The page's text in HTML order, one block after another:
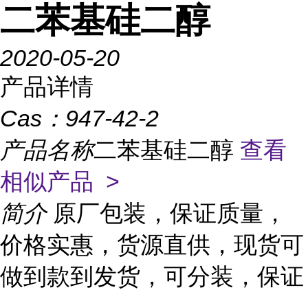
二苯基硅二醇
2020-05-20
产品详情
Cas： 947-42-2
产品名称二苯基硅二醇 查看
相似产品 >
简介 原厂包装，保证质量，
价格实惠，货源直供，现货可
做到款到发货，可分装，保证